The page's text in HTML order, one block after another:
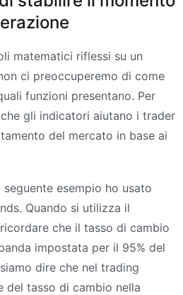
matematici riflessi su un
ci preoccuperemo di come
funzioni presentano. Per
gli indicatori aiutano i trader
del mercato in base ai
seguente esempio ho usato
Quando si utilizza il
che il tasso di cambio
impostata per il 95% del
dire che nel trading
del tasso di cambio nella